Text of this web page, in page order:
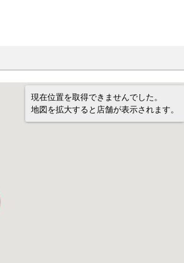
現在位置を取得できませんでした。
地図を拡大すると店舗が表示されます。